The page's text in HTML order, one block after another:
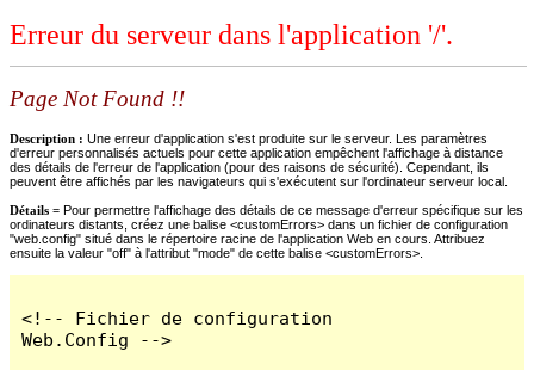
Erreur du serveur dans l'application '/'.
Page Not Found !!
Description : Une erreur d'application s'est produite sur le serveur. Les paramètres
d'erreur personnalisés actuels pour cette application empêchent l'affichage à distance
des détails de l'erreur de l'application (pour des raisons de sécurité). Cependant, ils
peuvent être affichés par les navigateurs qui s'exécutent sur l'ordinateur serveur local.
Détails = Pour permettre l'affichage des détails de ce message d'erreur spécifique sur les
ordinateurs distants, créez une balise <customErrors> dans un fichier de configuration
"web.config" situé dans le répertoire racine de l'application Web en cours. Attribuez
ensuite la valeur "off" à l'attribut "mode" de cette balise <customErrors>.
<!-- Fichier de configuration
Web.Config -->